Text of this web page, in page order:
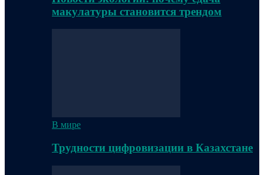
макулатуры становится трендом
В мире
Трудности цифровизации в Казахстане